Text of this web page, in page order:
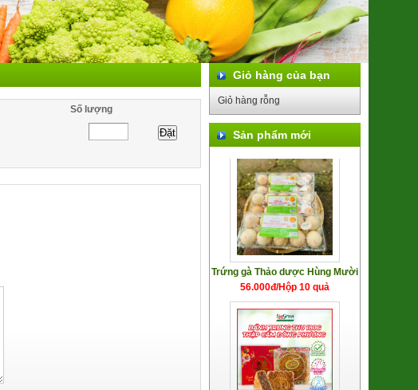
Số lượng
Giỏ hàng của bạn
Giỏ hàng rỗng
Sản phẩm mới
Khoai Lang Mật Đà Lạt Xuất khẩu
(SP001318)
7.500đ/100g
Trứng gà Thảo dược Hùng Mười
56.000đ/Hộp 10 quả